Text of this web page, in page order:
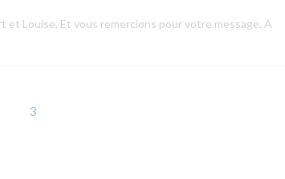
et Louise, Et vous remercions pour votre message. A
3